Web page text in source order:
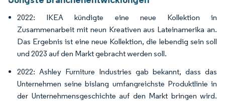
2022: IKEA kündigte eine neue Kollektion in
Zusammenarbeit mit neun Kreativen aus Lateinamerika an.
Das Ergebnis ist eine neue Kollektion, die lebendig sein soll
und 2023 auf den Markt gebracht werden soll.
2022: Ashley Furniture Industries gab bekannt, dass das
Unternehmen seine bislang umfangreichste Produktlinie in
der Unternehmensgeschichte auf den Markt bringen wird.